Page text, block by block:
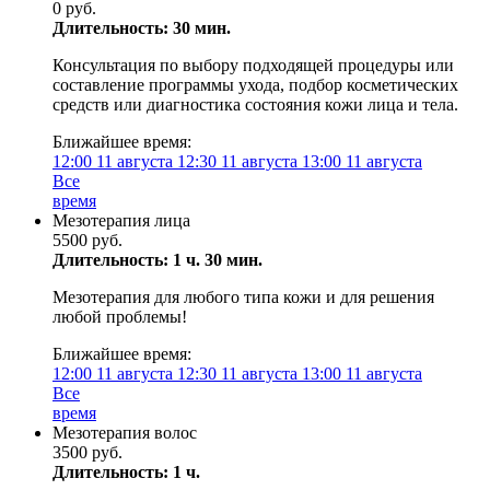
0 руб.
Длительность: 30 мин.
Консультация по выбору подходящей процедуры или
составление программы ухода, подбор косметических
средств или диагностика состояния кожи лица и тела.
Ближайшее время:
12:00 11 августа 12:30 11 августа 13:00 11 августа
Все
время
Мезотерапия лица
5500 руб.
Длительность: 1 ч. 30 мин.
Мезотерапия для любого типа кожи и для решения
любой проблемы!
Ближайшее время:
12:00 11 августа 12:30 11 августа 13:00 11 августа
Все
время
Мезотерапия волос
3500 руб.
Длительность: 1 ч.